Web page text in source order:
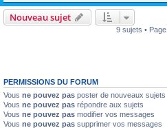
Nouveau sujet
9 sujets • Page
PERMISSIONS DU FORUM
Vous ne pouvez pas poster de nouveaux sujets
Vous ne pouvez pas répondre aux sujets
Vous ne pouvez pas modifier vos messages
Vous ne pouvez pas supprimer vos messages